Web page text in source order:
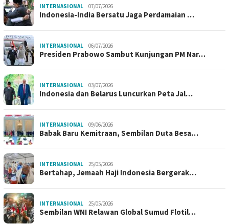
INTERNASIONAL 07/07/2026
Indonesia-India Bersatu Jaga Perdamaian …
INTERNASIONAL 06/07/2026
Presiden Prabowo Sambut Kunjungan PM Nar…
INTERNASIONAL 03/07/2026
Indonesia dan Belarus Luncurkan Peta Jal…
INTERNASIONAL 09/06/2026
Babak Baru Kemitraan, Sembilan Duta Besa…
INTERNASIONAL 25/05/2026
Bertahap, Jemaah Haji Indonesia Bergerak…
INTERNASIONAL 25/05/2026
Sembilan WNI Relawan Global Sumud Flotil…